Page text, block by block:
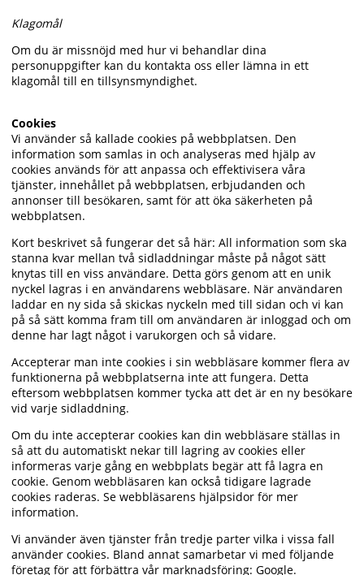
Klagomål
Om du är missnöjd med hur vi behandlar dina
personuppgifter kan du kontakta oss eller lämna in ett
klagomål till en tillsynsmyndighet.
Cookies
Vi använder så kallade cookies på webbplatsen. Den
information som samlas in och analyseras med hjälp av
cookies används för att anpassa och effektivisera våra
tjänster, innehållet på webbplatsen, erbjudanden och
annonser till besökaren, samt för att öka säkerheten på
webbplatsen.
Kort beskrivet så fungerar det så här: All information som ska
stanna kvar mellan två sidladdningar måste på något sätt
knytas till en viss användare. Detta görs genom att en unik
nyckel lagras i en användarens webbläsare. När användaren
laddar en ny sida så skickas nyckeln med till sidan och vi kan
på så sätt komma fram till om användaren är inloggad och om
denne har lagt något i varukorgen och så vidare.
Accepterar man inte cookies i sin webbläsare kommer flera av
funktionerna på webbplatserna inte att fungera. Detta
eftersom webbplatsen kommer tycka att det är en ny besökare
vid varje sidladdning.
Om du inte accepterar cookies kan din webbläsare ställas in
så att du automatiskt nekar till lagring av cookies eller
informeras varje gång en webbplats begär att få lagra en
cookie. Genom webbläsaren kan också tidigare lagrade
cookies raderas. Se webbläsarens hjälpsidor för mer
information.
Vi använder även tjänster från tredje parter vilka i vissa fall
använder cookies. Bland annat samarbetar vi med följande
företag för att förbättra vår marknadsföring: Google.